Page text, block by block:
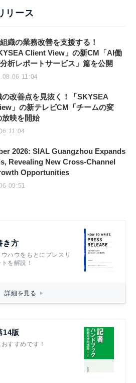
リース
織の業務改善を支援する！
Client View」の新CM「AI働
析レポートサービス」篇を公開
11:04
改善点を見抜く！「SKYSEA
」の新テレビCM「チームの変
放映を開始
11:04
2026: SIAL Guangzhou Expands
Revealing New Cross-Channel
Opportunities
09:51
き方
ハウをもとにプレスリ
を解説！
詳細を見る
14版
すすめです！